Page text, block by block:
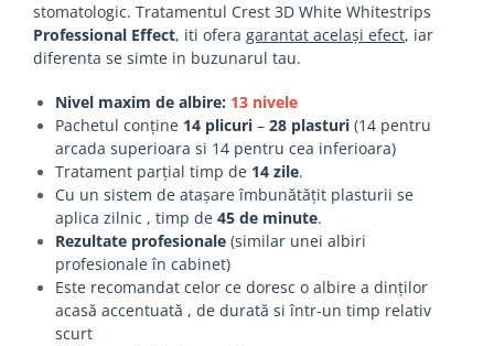
stomatologic. Tratamentul Crest 3D White Whitestrips
Professional Effect, iti ofera garantat același efect, iar
diferenta se simte in buzunarul tau.
Nivel maxim de albire: 13 nivele
Pachetul conține 14 plicuri – 28 plasturi (14 pentru
arcada superioara si 14 pentru cea inferioara)
Tratament parțial timp de 14 zile.
Cu un sistem de atașare îmbunătățit plasturii se
aplica zilnic , timp de 45 de minute.
Rezultate profesionale (similar unei albiri
profesionale în cabinet)
Este recomandat celor ce doresc o albire a dinților
acasă accentuată , de durată si într-un timp relativ
scurt